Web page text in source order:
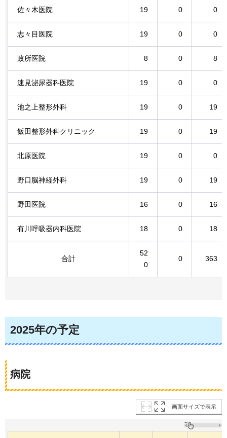
佐々木医院 19 0 0
志々目医院 19 0 0
政所医院 8 0 8
速見泌尿器科医院 19 0 0
池之上整形外科 19 0 19
飯田整形外科クリニック 19 0 19
北原医院 19 0 0
野口脳神経外科 19 0 19
野田医院 16 0 16
有川呼吸器内科医院 18 0 18
合計
52
0
0 363
2025年の予定
病院
画面サイズで表示